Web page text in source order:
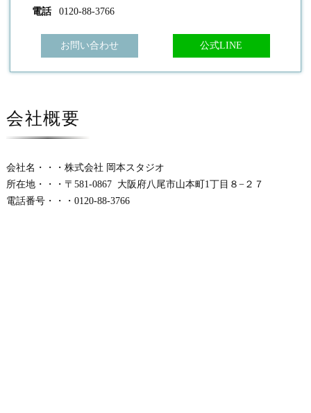
電話
0120-88-3766
お問い合わせ 公式LINE
会社概要
会社名・・・株式会社 岡本スタジオ
所在地・・・〒581-0867 大阪府八尾市山本町1丁目８−２７
電話番号・・・0120-88-3766